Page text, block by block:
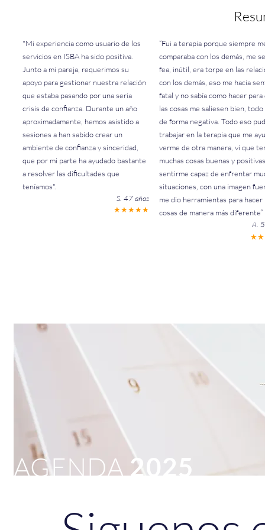
"Mi experiencia como usuario de los
servicios en ISBA ha sido positiva.
Junto a mi pareja, requerimos su
apoyo para gestionar nuestra relación
que estaba pasando por una seria
crisis de confianza. Durante un año
aproximadamente, hemos asistido a
sesiones a han sabido crear un
ambiente de confianza y sinceridad,
que por mi parte ha ayudado bastante
a resolver las dificultades que
teníamos".
S. 47 años
★★★★★
“Fui a terapia porque siempre
comparaba con los demás, me
fea, inútil, era torpe en las
con los demás, eso me hacia
fatal y no sabía como hacer para
las cosas me saliesen bien, todo
de forma negativa. Todo eso
trabajar en la terapia que me
verme de otra manera, vi que
muchas cosas buenas y
sentirme capaz de enfrentar
situaciones, con una imagen
me dio herramientas para hacer
cosas de manera más diferente”
A.
★★
AGENDA2025